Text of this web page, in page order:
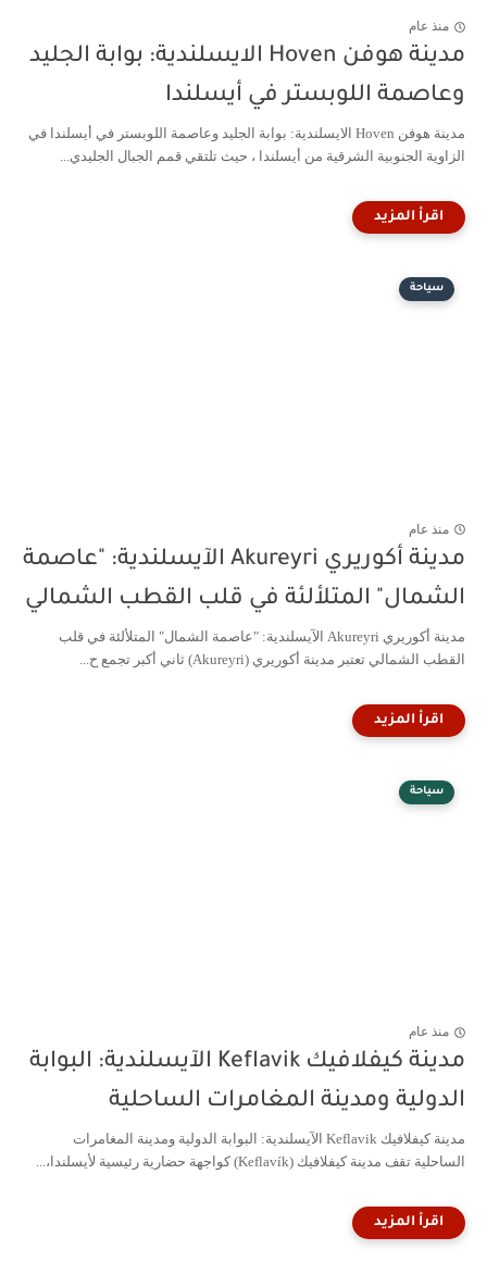
منذ عام
مدينة هوفن Hoven الايسلندية: بوابة الجليد
وعاصمة اللوبستر في أيسلندا
مدينة هوفن Hoven الايسلندية: بوابة الجليد وعاصمة اللوبستر في أيسلندا في
الزاوية الجنوبية الشرقية من أيسلندا ، حيث تلتقي قمم الجبال الجليدي...
سياحة
منذ عام
مدينة أكوريري Akureyri الآيسلندية: "عاصمة
الشمال" المتلألئة في قلب القطب الشمالي
مدينة أكوريري Akureyri الآيسلندية: "عاصمة الشمال" المتلألئة في قلب
القطب الشمالي تعتبر مدينة أكوريري (Akureyri) ثاني أكبر تجمع ح...
سياحة
منذ عام
مدينة كيفلافيك Keflavik الآيسلندية: البوابة
الدولية ومدينة المغامرات الساحلية
مدينة كيفلافيك Keflavik الآيسلندية: البوابة الدولية ومدينة المغامرات
الساحلية تقف مدينة كيفلافيك (Keflavík) كواجهة حضارية رئيسية لأيسلندا،...